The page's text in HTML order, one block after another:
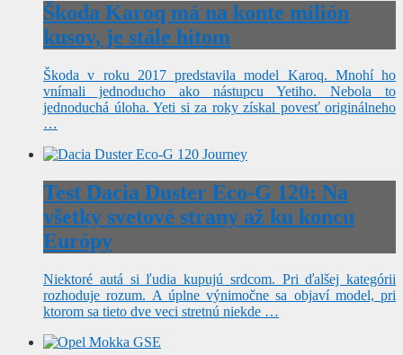
Škoda Karoq má na konte milión
kusov, je stále hitom
Škoda v roku 2017 predstavila model Karoq. Mnohí ho
vnímali jednoducho ako nástupcu Yetiho. Nebola to
jednoduchá úloha. Yeti si za roky získal povesť originálneho
…
Test Dacia Duster Eco-G 120: Na
všetky svetové strany až ku koncu
Európy
Niektoré autá si ľudia kupujú srdcom. Pri ďalšej kategórii
rozhoduje rozum. A úplne výnimočne sa objaví model, pri
ktorom sa tieto dve veci stretnú niekde …